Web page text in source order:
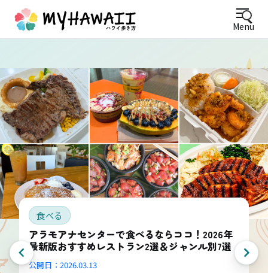
Menu
食べる
アラモアナセンターで食べるならココ！2026年
最新版おすすめレストラン2選＆ジャンル別7選
公開日： 2026.03.13